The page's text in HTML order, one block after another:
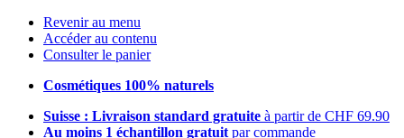
Revenir au menu
Accéder au contenu
Consulter le panier
Cosmétiques 100% naturels
Suisse : Livraison standard gratuite à partir de CHF 69.90
Au moins 1 échantillon gratuit par commande